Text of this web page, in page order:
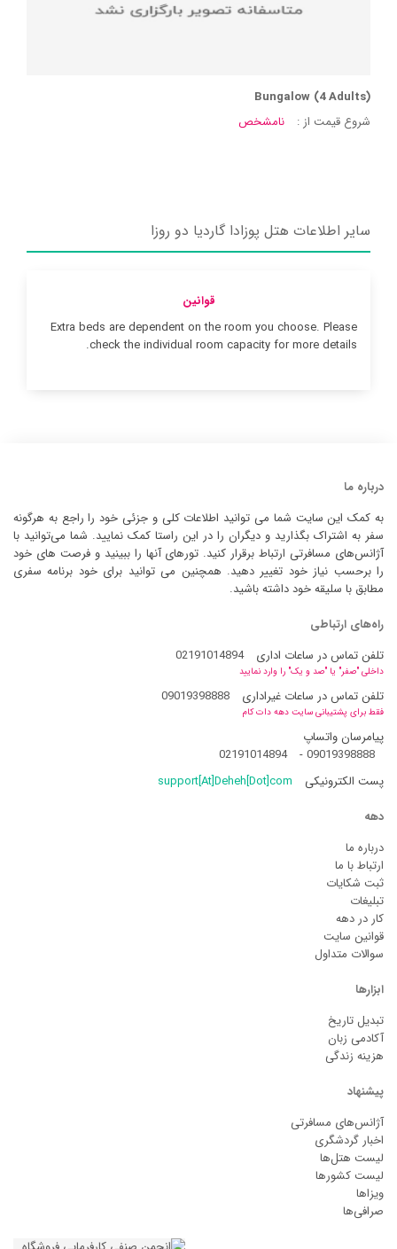
Bungalow (4 Adults)
شروع قیمت از :
نامشخص
سایر اطلاعات هتل پوزادا گاردیا دو روزا
قوانین
Extra beds are dependent on the room you choose. Please
check the individual room capacity for more details.
درباره ما
به کمک این سایت شما می توانید اطلاعات کلی و جزئی خود را راجع به هرگونه
سفر به اشتراک بگذارید و دیگران را در این راستا کمک نمایید. شما می‌توانید با
آژانس‌های مسافرتی ارتباط برقرار کنید. تورهای آنها را ببینید و فرصت های خود
را برحسب نیاز خود تغییر دهید. همچنین می توانید برای خود برنامه سفری
مطابق با سلیقه خود داشته باشید.
راه‌های ارتباطی
تلفن تماس در ساعات اداری
02191014894
داخلی "صفر" یا "صد و یک" را وارد نمایید
تلفن تماس در ساعات غیراداری 09019398888
فقط برای پشتیبانی سایت دهه دات کام
پیامرسان واتساپ
09019398888
-
02191014894
پست الکترونیکی
support[At]Deheh[Dot]com
دهه
درباره ما
ارتباط با ما
ثبت شکایات
تبلیغات
کار در دهه
قوانین سایت
سوالات متداول
ابزارها
تبدیل تاریخ
آکادمی زبان
هزینه زندگی
پیشنهاد
آژانس‌های مسافرتی
اخبار گردشگری
لیست هتل‌ها
لیست کشورها
ویزاها
صرافی‌ها